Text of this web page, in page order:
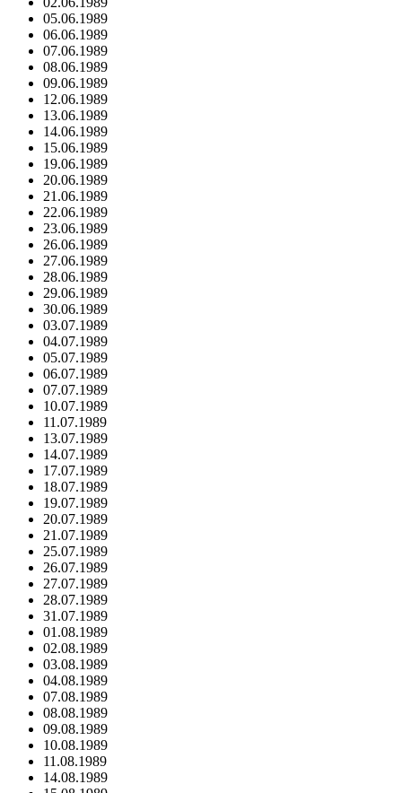
05.06.1989
06.06.1989
07.06.1989
08.06.1989
09.06.1989
12.06.1989
13.06.1989
14.06.1989
15.06.1989
19.06.1989
20.06.1989
21.06.1989
22.06.1989
23.06.1989
26.06.1989
27.06.1989
28.06.1989
29.06.1989
30.06.1989
03.07.1989
04.07.1989
05.07.1989
06.07.1989
07.07.1989
10.07.1989
11.07.1989
13.07.1989
14.07.1989
17.07.1989
18.07.1989
19.07.1989
20.07.1989
21.07.1989
25.07.1989
26.07.1989
27.07.1989
28.07.1989
31.07.1989
01.08.1989
02.08.1989
03.08.1989
04.08.1989
07.08.1989
08.08.1989
09.08.1989
10.08.1989
11.08.1989
14.08.1989